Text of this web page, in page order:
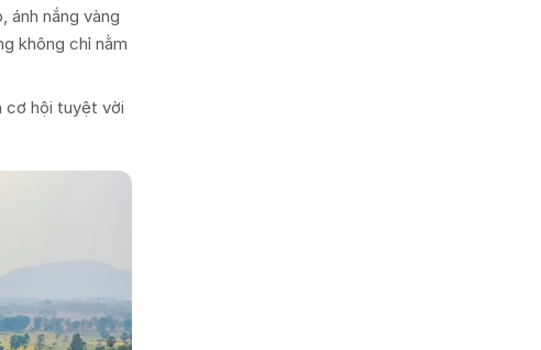
ánh nắng vàng
không chỉ nằm
cơ hội tuyệt vời